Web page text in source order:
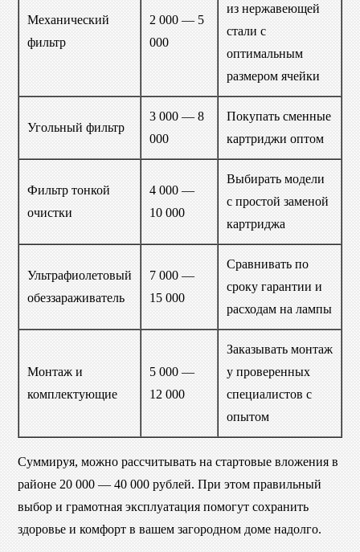
Механический
фильтр
2 000 — 5
000
из нержавеющей
стали с
оптимальным
размером ячейки
Угольный фильтр
3 000 — 8
000
Покупать сменные
картриджи оптом
Фильтр тонкой
очистки
4 000 —
10 000
Выбирать модели
с простой заменой
картриджа
Ультрафиолетовый
обеззараживатель
7 000 —
15 000
Сравнивать по
сроку гарантии и
расходам на лампы
Монтаж и
комплектующие
5 000 —
12 000
Заказывать монтаж
у проверенных
специалистов с
опытом
Суммируя, можно рассчитывать на стартовые вложения в
районе 20 000 — 40 000 рублей. При этом правильный
выбор и грамотная эксплуатация помогут сохранить
здоровье и комфорт в вашем загородном доме надолго.